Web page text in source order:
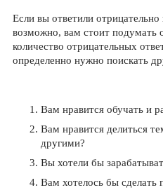
Если вы ответили
возможно, вам стоит подумать
количество отрицательных
определенно нужно поискать
Вам нравится обучать и
Вам нравится делиться
другими?
Вы хотели бы
Вам хотелось бы сделать